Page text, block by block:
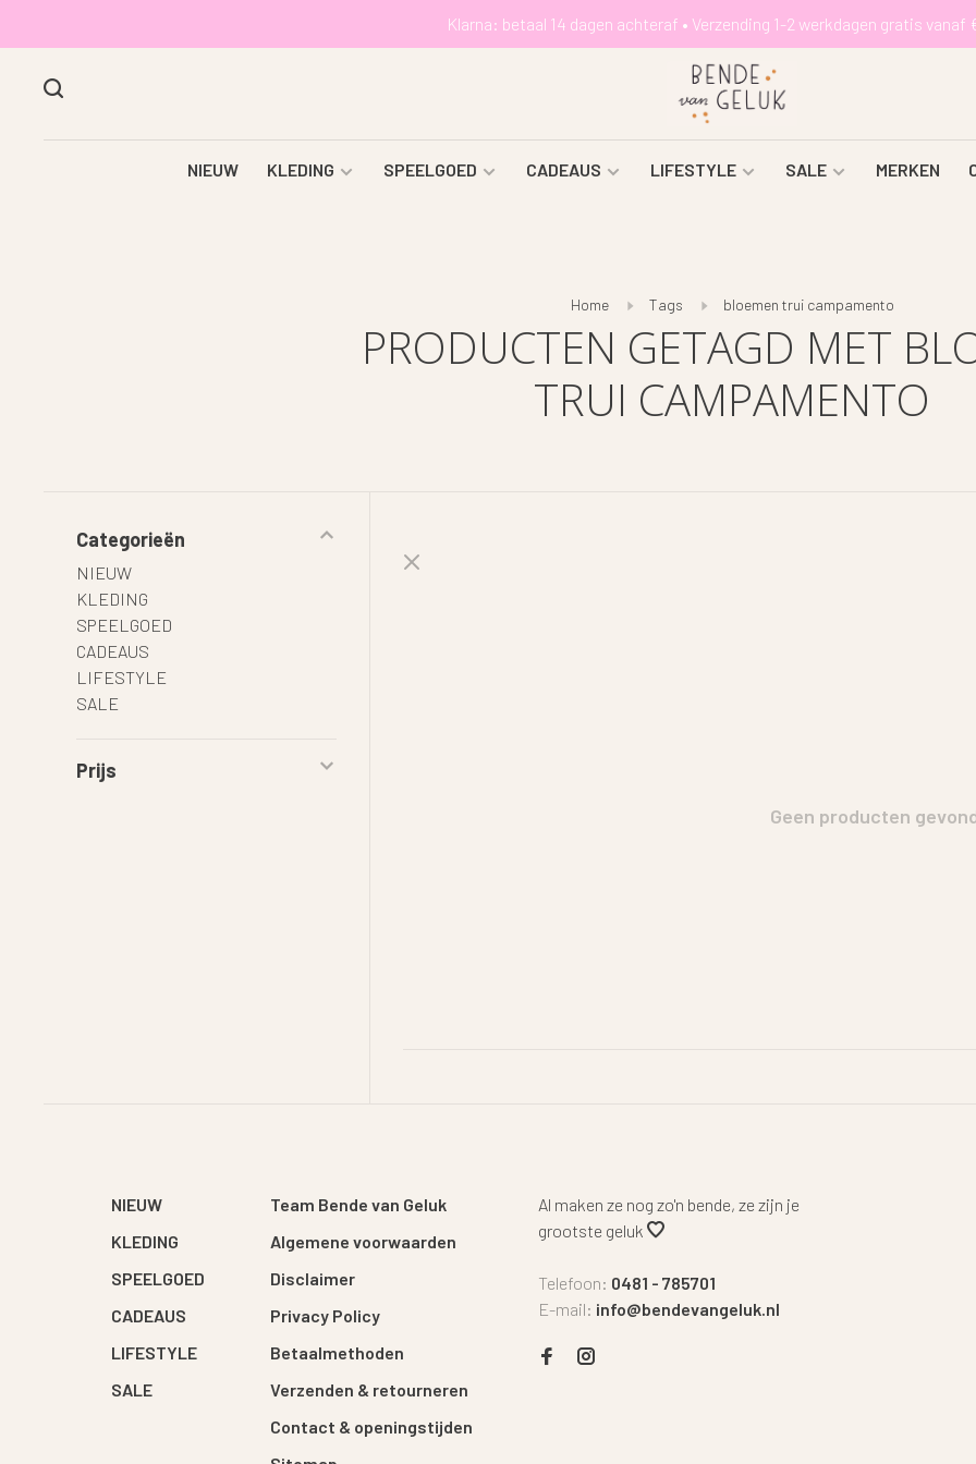
Klarna: betaal 14 dagen achteraf • Verzending 1-2 werkdagen gratis vanaf
NIEUW KLEDING SPEELGOED CADEAUS LIFESTYLE SALE MERKEN
Home Tags bloemen trui campamento
PRODUCTEN GETAGD MET
TRUI CAMPAMENTO
Categorieën
NIEUW
KLEDING
SPEELGOED
CADEAUS
LIFESTYLE
SALE
Prijs
Geen producten
NIEUW
KLEDING
SPEELGOED
CADEAUS
LIFESTYLE
SALE
Team Bende van Geluk
Algemene voorwaarden
Disclaimer
Privacy Policy
Betaalmethoden
Verzenden & retourneren
Contact & openingstijden
Al maken ze nog zo'n bende, ze zijn je
grootste geluk
Telefoon: 0481 - 785701
E-mail: info@bendevangeluk.nl